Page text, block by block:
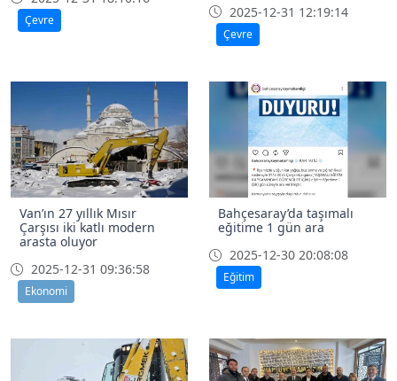
Çevre
2025-12-31 12:19:14
Çevre
Van’ın 27 yıllık Mısır
Çarşısı iki katlı modern
arasta oluyor
2025-12-31 09:36:58
Ekonomi
Bahçesaray’da taşımalı
eğitime 1 gün ara
2025-12-30 20:08:08
Eğitim